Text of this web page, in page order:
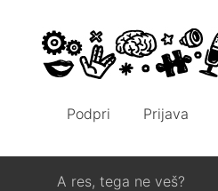
Podpri Prijava
A res, tega ne veš?